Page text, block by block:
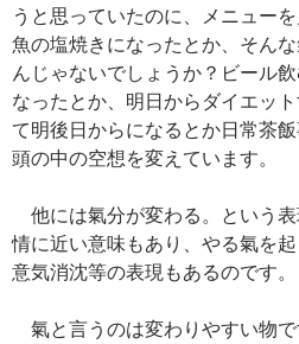
うと思っていたのに、メニュー
魚の塩焼きになったとか、そん
んじゃないでしょうか？ビール
なったとか、明日からダイエッ
て明後日からになるとか日常茶
頭の中の空想を変えています。
他には氣分が変わる。という
情に近い意味もあり、やる氣を起
意気消沈等の表現もあるのです。
氣と言うのは変わりやすい物